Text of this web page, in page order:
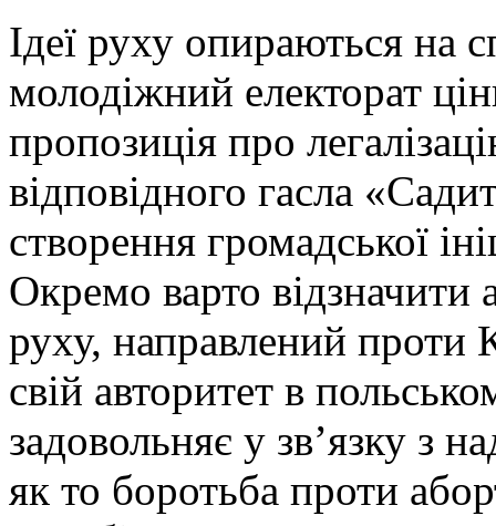
Ідеї руху опираються на
молодіжний електорат
пропозиція про
відповідного гасла
створення громадської
Окремо варто відзначити
руху, направлений проти
свій авторитет в
задовольняє у зв’язку з
як то боротьба проти